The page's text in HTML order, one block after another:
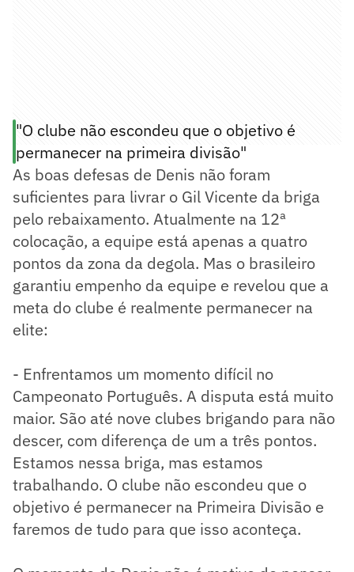
"O clube não escondeu que o objetivo é
permanecer na primeira divisão"
As boas defesas de Denis não foram
suficientes para livrar o Gil Vicente da briga
pelo rebaixamento. Atualmente na 12ª
colocação, a equipe está apenas a quatro
pontos da zona da degola. Mas o brasileiro
garantiu empenho da equipe e revelou que a
meta do clube é realmente permanecer na
elite:
- Enfrentamos um momento difícil no
Campeonato Português. A disputa está muito
maior. São até nove clubes brigando para não
descer, com diferença de um a três pontos.
Estamos nessa briga, mas estamos
trabalhando. O clube não escondeu que o
objetivo é permanecer na Primeira Divisão e
faremos de tudo para que isso aconteça.